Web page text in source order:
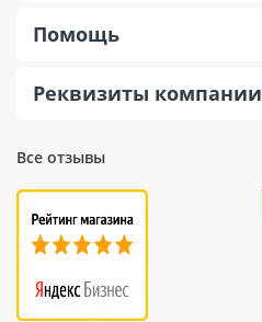
Все отзывы
Помощь
Реквизиты компании